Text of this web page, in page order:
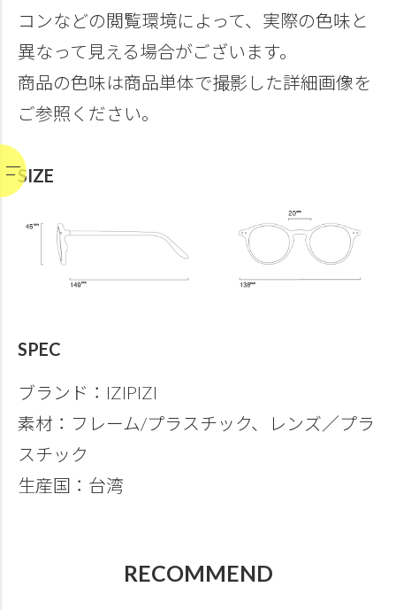
コンなどの閲覧環境によって、実際の色味と
異なって見える場合がございます。
商品の色味は商品単体で撮影した詳細画像を
ご参照ください。
SIZE
SPEC
ブランド：IZIPIZI
素材：フレーム/プラスチック、レンズ／プラ
スチック
生産国：台湾
RECOMMEND